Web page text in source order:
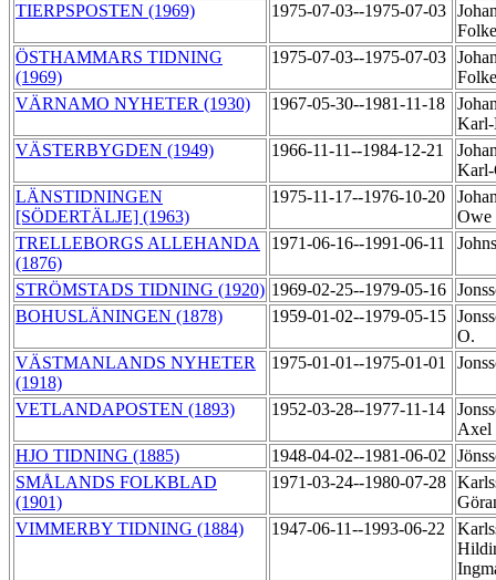
TIERPSPOSTEN (1969)
1975-07-03--1975-07-03
ÖSTHAMMARS TIDNING
(1969)
1975-07-03--1975-07-03
VÄRNAMO NYHETER (1930)
1967-05-30--1981-11-18
VÄSTERBYGDEN (1949)
1966-11-11--1984-12-21
LÄNSTIDNINGEN
[SÖDERTÄLJE] (1963)
1975-11-17--1976-10-20
Owe
TRELLEBORGS ALLEHANDA
(1876)
1971-06-16--1991-06-11
STRÖMSTADS TIDNING (1920) 1969-02-25--1979-05-16
BOHUSLÄNINGEN (1878)
1959-01-02--1979-05-15
O.
VÄSTMANLANDS NYHETER
(1918)
1975-01-01--1975-01-01
VETLANDAPOSTEN (1893) 1952-03-28--1977-11-14
Axel
HJO TIDNING (1885)
1948-04-02--1981-06-02
SMÅLANDS FOLKBLAD
(1901)
1971-03-24--1980-07-28
VIMMERBY TIDNING (1884)
1947-06-11--1993-06-22